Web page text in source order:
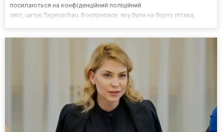
посилаються на конфіденційний поліційний
звіт, цитує Tagesschau. Боєприпаси, яку були на борту літака,